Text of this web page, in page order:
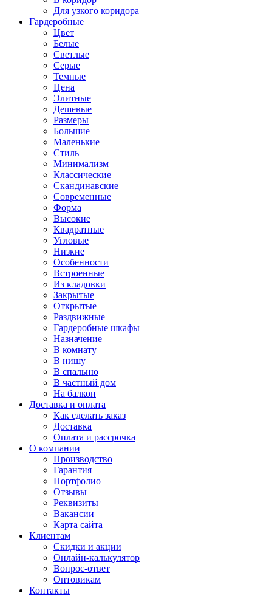
Для узкого коридора
Гардеробные
Цвет
Белые
Светлые
Серые
Темные
Цена
Элитные
Дешевые
Размеры
Большие
Маленькие
Стиль
Минимализм
Классические
Скандинавские
Современные
Форма
Высокие
Квадратные
Угловые
Низкие
Особенности
Встроенные
Из кладовки
Закрытые
Открытые
Раздвижные
Гардеробные шкафы
Назначение
В комнату
В нишу
В спальню
В частный дом
На балкон
Доставка и оплата
Как сделать заказ
Доставка
Оплата и рассрочка
О компании
Производство
Гарантия
Портфолио
Отзывы
Реквизиты
Вакансии
Карта сайта
Клиентам
Скидки и акции
Онлайн-калькулятор
Вопрос-ответ
Оптовикам
Контакты